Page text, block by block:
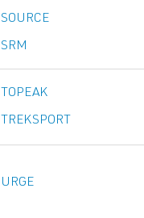
SOURCE
SRM
TOPEAK
TREKSPORT
URGE